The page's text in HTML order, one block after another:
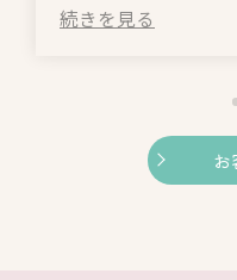
receiving
improved
the rest of my life. お